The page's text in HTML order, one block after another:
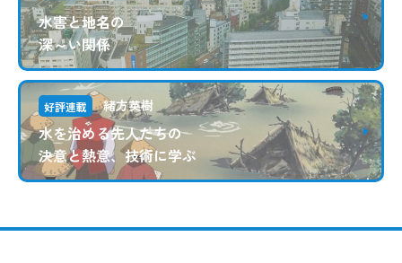
水害と地名の
深～い関係
好評連載 緒方英樹
水を治める先人たちの
決意と熱意、技術に学ぶ